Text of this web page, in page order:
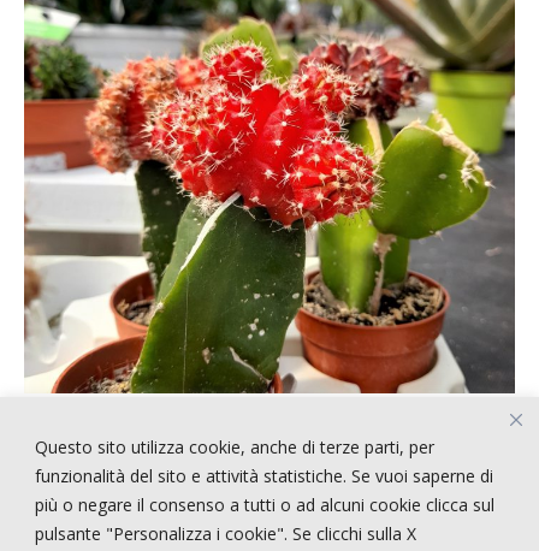
Questo sito utilizza cookie, anche di terze parti, per
funzionalità del sito e attività statistiche. Se vuoi saperne di
più o negare il consenso a tutti o ad alcuni cookie clicca sul
pulsante "Personalizza i cookie". Se clicchi sulla X
ARTICOLI RECENTI